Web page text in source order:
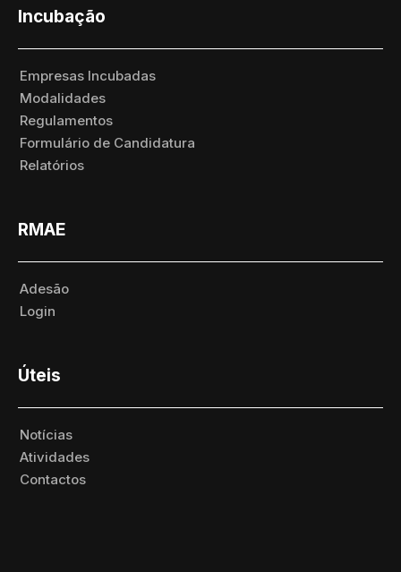
Incubação
Empresas Incubadas
Modalidades
Regulamentos
Formulário de Candidatura
Relatórios
RMAE
Adesão
Login
Úteis
Notícias
Atividades
Contactos